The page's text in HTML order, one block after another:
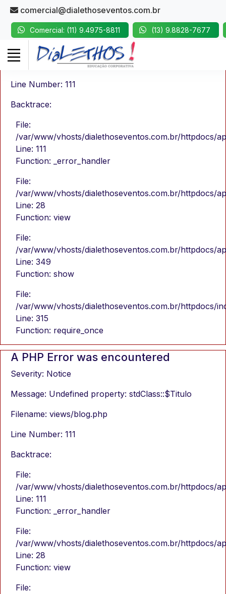
A PHP Error was encountered
Severity: Notice
Message: Undefined property: stdClass::$Titulo
Filename: views/blog.php
Line Number: 111
Backtrace:
File:
/var/www/vhosts/dialethoseventos.com.br/httpdocs/
Line: 111
Function: _error_handler
File:
/var/www/vhosts/dialethoseventos.com.br/httpdocs/
Line: 28
Function: view
File:
/var/www/vhosts/dialethoseventos.com.br/httpdocs/
Line: 349
Function: show
File:
/var/www/vhosts/dialethoseventos.com.br/httpdocs/
Line: 315
Function: require_once
A PHP Error was encountered
Severity: Notice
Message: Undefined property: stdClass::$Titulo
Filename: views/blog.php
Line Number: 111
Backtrace:
File:
/var/www/vhosts/dialethoseventos.com.br/httpdocs/
Line: 111
Function: _error_handler
File:
/var/www/vhosts/dialethoseventos.com.br/httpdocs/
Line: 28
Function: view
File:
comercial@dialethoseventos.com.br
Comercial: (11) 9.4975-8811 (13) 9.8828-7677